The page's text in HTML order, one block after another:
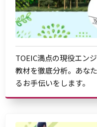
TOEIC満点の現役エン
教材を徹底分析。あな
るお手伝いをします。